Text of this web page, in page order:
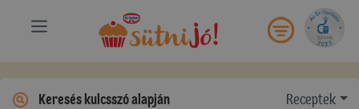
Receptek